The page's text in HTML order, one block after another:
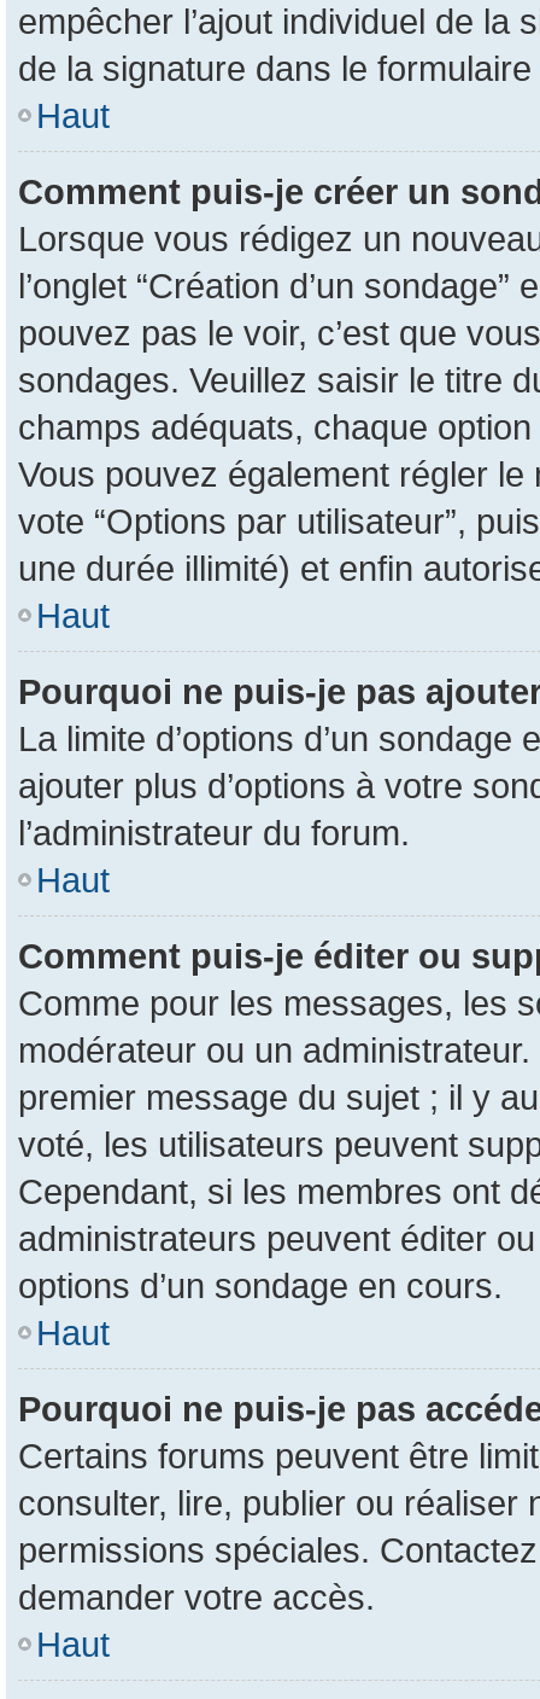
empêcher l’ajout individuel de la
de la signature dans le
Haut
Comment puis-je créer un
Lorsque vous rédigez un
l’onglet “Création d’un
pouvez pas le voir, c’est que
sondages. Veuillez saisir le titre
champs adéquats, chaque
Vous pouvez également régler
vote “Options par utilisateur”,
une durée illimité) et enfin
Haut
Pourquoi ne puis-je pas
La limite d’options d’un
ajouter plus d’options à votre
l’administrateur du forum.
Haut
Comment puis-je éditer ou
Comme pour les messages, les
modérateur ou un
premier message du sujet ; il y
voté, les utilisateurs peuvent
Cependant, si les membres ont
administrateurs peuvent éditer
options d’un sondage en cours.
Haut
Pourquoi ne puis-je pas
Certains forums peuvent être
consulter, lire, publier ou réaliser
permissions spéciales.
demander votre accès.
Haut